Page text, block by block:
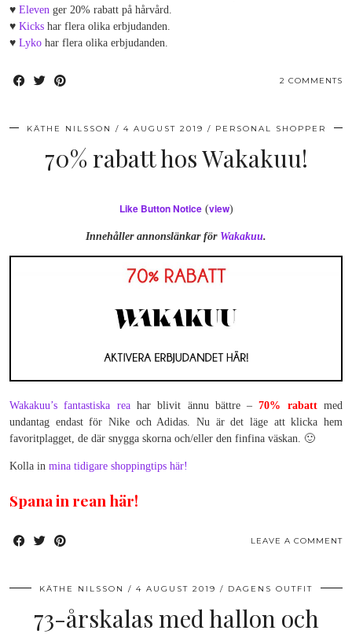
♥ Eleven ger 20% rabatt på hårvård.
♥ Kicks har flera olika erbjudanden.
♥ Lyko har flera olika erbjudanden.
2 COMMENTS
KÄTHE NILSSON 4 AUGUST 2019 PERSONAL SHOPPER
70% rabatt hos Wakakuu!
Like Button Notice(view)
Innehåller annonslänkar för Wakakuu.
Wakakuu’s fantastiska reahar blivit ännu bättre –70% rabattmed
undantag endast för Nike och Adidas. Nu är det läge att klicka hem
favoritplagget, de där snygga skorna och/eller den finfina väskan. 🙂
Kolla in mina tidigare shoppingtips här!
Spana in rean här!
LEAVE A COMMENT
KÄTHE NILSSON 4 AUGUST 2019 DAGENS OUTFIT
73-årskalas med hallon och